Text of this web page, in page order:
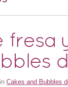
fresa
inCakes and Bubbles